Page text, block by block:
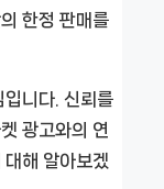
한정 판매를
입니다. 신뢰를
광고와의 연
해 알아보겠